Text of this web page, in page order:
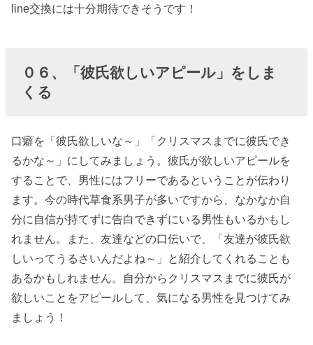
line交換には十分期待できそうです！
０６、「彼氏欲しいアピール」をしま
くる
口癖を「彼氏欲しいな～」「クリスマスまでに彼氏でき
るかな～」にしてみましょう。彼氏が欲しいアピールを
することで、男性にはフリーであるということが伝わり
ます。今の時代草食系男子が多いですから、なかなか自
分に自信が持てずに告白できずにいる男性もいるかもし
れません。また、友達などの口伝いで、「友達が彼氏欲
しいってうるさいんだよね～」と紹介してくれることも
あるかもしれません。自分からクリスマスまでに彼氏が
欲しいことをアピールして、気になる男性を見つけてみ
ましょう！